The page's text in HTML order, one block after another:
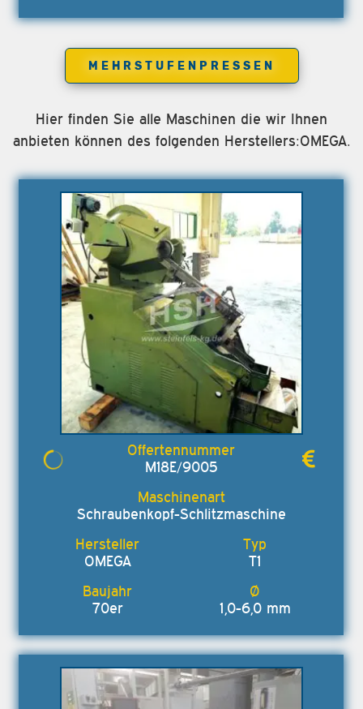
MEHRSTUFENPRESSEN
Hier finden Sie alle Maschinen die wir Ihnen
anbieten können des folgenden Herstellers:OMEGA.
M18E/9005
Schraubenkopf-Schlitzmaschine
OMEGA T1
70er 1,0-6,0 mm